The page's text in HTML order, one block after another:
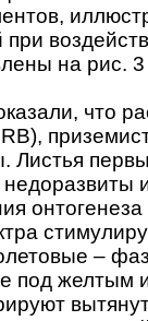
при
на рис.
что
RB),
Листья
–
под желтым